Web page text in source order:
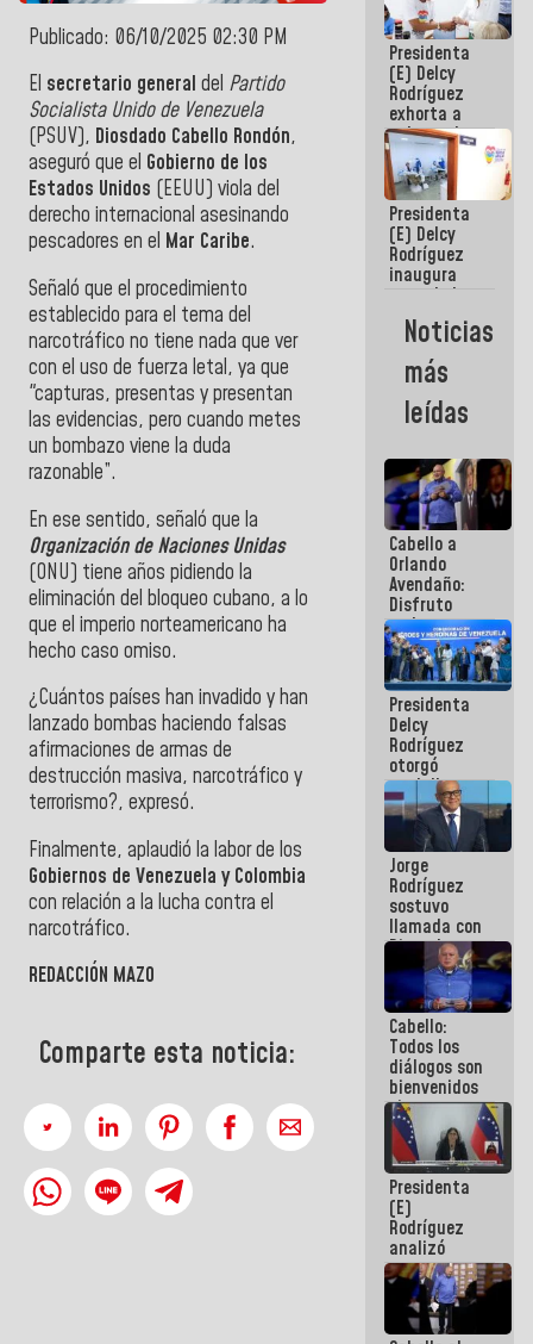
Publicado: 06/10/2025 02:30 PM
El secretario general del Partido
Socialista Unido de Venezuela
(PSUV), Diosdado Cabello Rondón,
aseguró que el Gobierno de los
Estados Unidos (EEUU) viola del
derecho internacional asesinando
pescadores en el Mar Caribe.
Señaló que el procedimiento
establecido para el tema del
narcotráfico no tiene nada que ver
con el uso de fuerza letal, ya que
"capturas, presentas y presentan
las evidencias, pero cuando metes
un bombazo viene la duda
razonable”.
En ese sentido, señaló que la
Organización de Naciones Unidas
(ONU) tiene años pidiendo la
eliminación del bloqueo cubano, a lo
que el imperio norteamericano ha
hecho caso omiso.
¿Cuántos países han invadido y han
lanzado bombas haciendo falsas
afirmaciones de armas de
destrucción masiva, narcotráfico y
terrorismo?, expresó.
Finalmente, aplaudió la labor de los
Gobiernos de Venezuela y Colombia
con relación a la lucha contra el
narcotráfico.
REDACCIÓN MAZO
Comparte esta noticia:
Viceministerio
de Energía
Eléctrica y
CORPOELEC
Presidenta
(E) Delcy
Rodríguez
exhorta a
gobernadores
y alcaldes a
edificar
casas para
abuelos
Presidenta
(E) Delcy
Rodríguez
inaugura
casa de los
Abuelos
Primavera
en Caracas
Noticias
más
leídas
Cabello a
Orlando
Avendaño:
Disfruto
cada vez
que escribes
porque lo
que haces
es
embarrarla
Presidenta
Delcy
Rodríguez
otorgó
medalla
"Héroe de
Venezuela"
a servidores
públicos
Jorge
Rodríguez
sostuvo
llamada con
Dinorah
Figuera y
acuerdan
primer
encuentro
presencial
para el
diálogo
Cabello:
Todos los
diálogos son
bienvenidos
siempre que
estén en el
marco de la
Constitución
de la
República
Presidenta
(E)
Rodríguez
analizó
junto a
gobernadores
planes de
recuperación